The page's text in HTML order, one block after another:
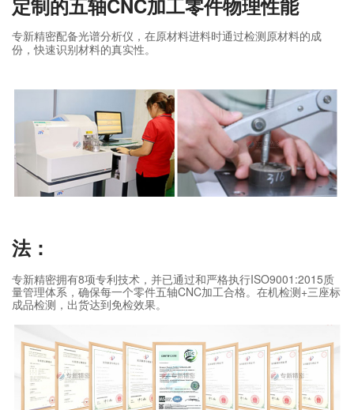
专新精密配备光谱分析仪，在原材料进料时通过检测原材料的成
份，快速识别材料的真实性。
法：
专新精密拥有8项专利技术，并已通过和严格执行ISO9001:2015质
量管理体系，确保每一个零件五轴CNC加工合格。在机检测+三座标
成品检测，出货达到免检效果。